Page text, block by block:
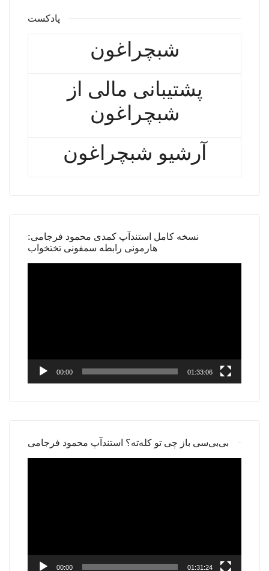
پادکست
شبچراغون
پشتیبانی مالی از
شبچراغون
آرشیو شبچراغون
نسخه کامل استندآپ کمدی محمود فرجامی:
هارمونی رابطه سمفونی تختخواب
00:00 01:33:06
بی‌بی‌سی باز چی تو کله‌ته؟ استندآپ محمود فرجامی
00:00 01:31:24